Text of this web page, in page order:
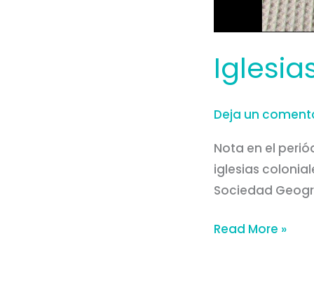
Deja un
Nota en el
iglesias
Sociedad
Read More »